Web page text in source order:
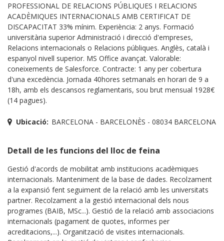
PROFESSIONAL DE RELACIONS PÚBLIQUES I RELACIONS
ACADÈMIQUES INTERNACIONALS AMB CERTIFICAT DE
DISCAPACITAT 33% mínim. Experiència: 2 anys. Formació
universitària superior Administració i direcció d'empreses,
Relacions internacionals o Relacions públiques. Anglès, català i
espanyol nivell superior. MS Office avançat. Valorable:
coneixements de Salesforce. Contracte: 1 any per cobertura
d'una excedència. Jornada 40hores setmanals en horari de 9 a
18h, amb els descansos reglamentaris, sou brut mensual 1928€
(14 pagues).
Ubicació: BARCELONA - BARCELONÈS - 08034 BARCELONA
Detall de les funcions del lloc de feina
Gestió d'acords de mobilitat amb institucions acadèmiques
internacionals. Manteniment de la base de dades. Recolzament
a la expansió fent seguiment de la relació amb les universitats
partner. Recolzament a la gestió internacional dels nous
programes (BAIB, MSc...). Gestió de la relació amb associacions
internacionals (pagament de quotes, informes per
acreditacions,...). Organització de visites internacionals.